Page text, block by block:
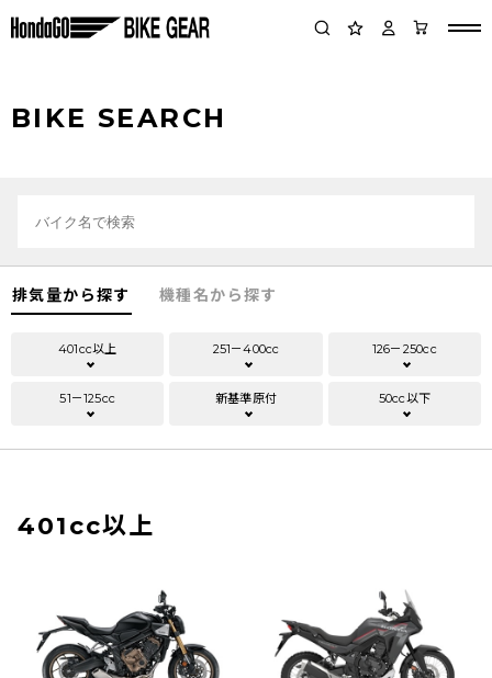
BIKE SEARCH
排気量から探す 機種名から探す
401cc以上 251－400cc 126－250cc
51－125cc 新基準原付 50cc以下
401cc以上